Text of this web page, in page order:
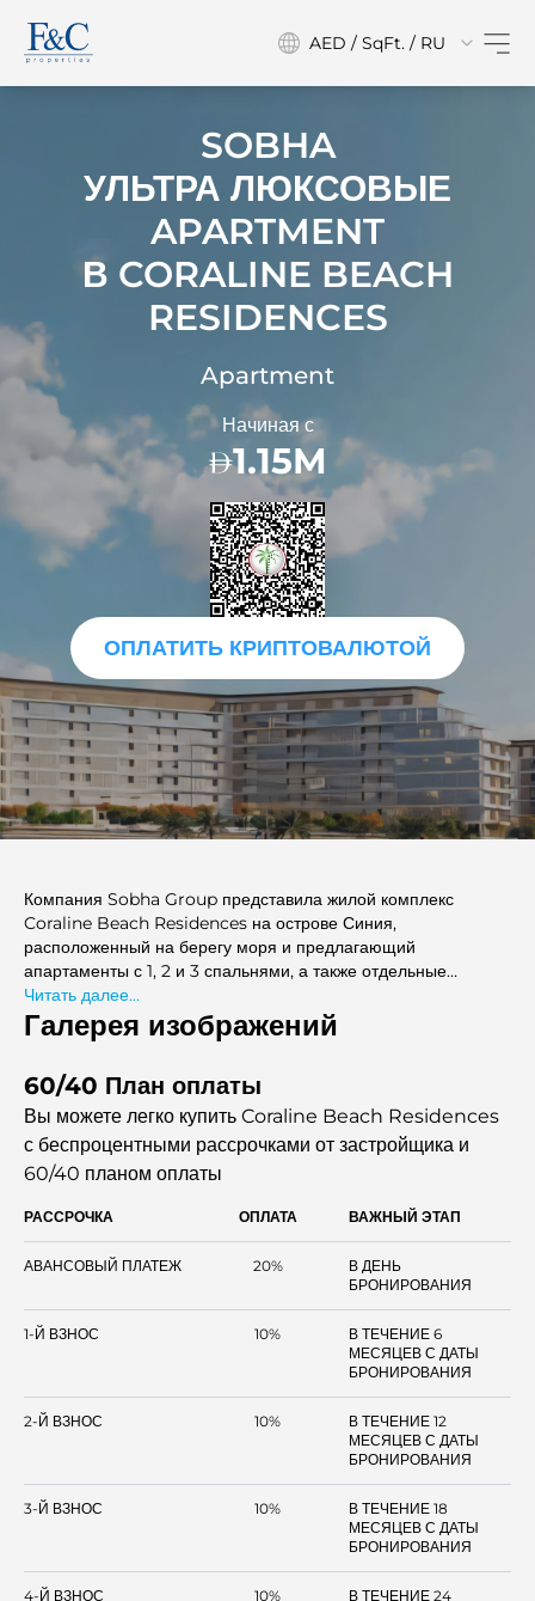
AED / SqFt. / RU
SOBHA
УЛЬТРА ЛЮКСОВЫЕ
APARTMENT
В CORALINE BEACH
RESIDENCES
Apartment
Начиная с
1.15M
ОПЛАТИТЬ КРИПТОВАЛЮТОЙ
Компания Sobha Group представила жилой комплекс
Coraline Beach Residences на острове Синия,
расположенный на берегу моря и предлагающий
апартаменты с 1, 2 и 3 спальнями, а также отдельные
дуплексы. Проект является частью масштабного островного
поселения, соединенного с материком мостом длиной 1,7 км.
Дома спроектированы таким образом, чтобы из них
Архитектура выполнена в современном стиле с четкими
линиями, а интерьеры отличаются функциональным
дизайном и высококачественными поверхностями. Комплекс
обеспечивает прямой доступ к пляжам, защищенным
мангровым зарослям и свободным прибрежным зонам. Он
создан для удовлетворения потребностей покупателей,
высокой долгосрочной ценности в продуманном островном
Читать далее...
Галерея изображений
60/40 План оплаты
Вы можете легко купить Coraline Beach Residences
с беспроцентными рассрочками от застройщика и
60/40 планом оплаты
РАССРОЧКА ОПЛАТА ВАЖНЫЙ ЭТАП
АВАНСОВЫЙ ПЛАТЕЖ 20%
В ДЕНЬ
БРОНИРОВАНИЯ
1-Й ВЗНОС 10%
В ТЕЧЕНИЕ 6
МЕСЯЦЕВ С ДАТЫ
БРОНИРОВАНИЯ
2-Й ВЗНОС 10%
В ТЕЧЕНИЕ 12
МЕСЯЦЕВ С ДАТЫ
БРОНИРОВАНИЯ
3-Й ВЗНОС 10%
В ТЕЧЕНИЕ 18
МЕСЯЦЕВ С ДАТЫ
БРОНИРОВАНИЯ
4-Й ВЗНОС 10%
В ТЕЧЕНИЕ 24